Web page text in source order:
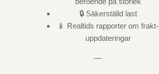
🔒 Säkerställd last
📱 Realtids rapporter om frakt-
uppdateringar
—